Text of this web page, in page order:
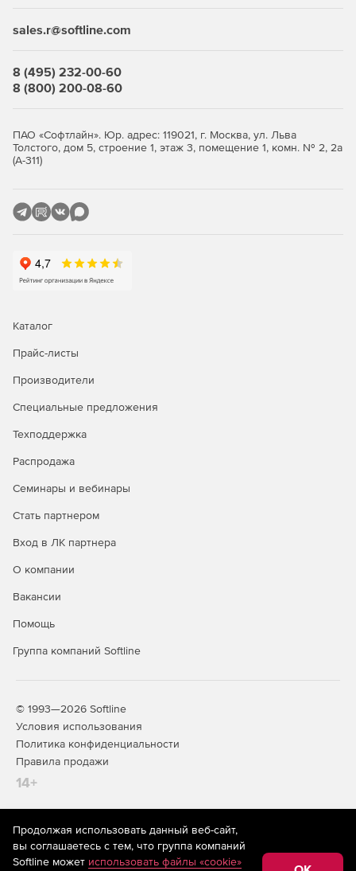
sales.r@softline.com
8 (495) 232-00-60
8 (800) 200-08-60
ПАО «Софтлайн». Юр. адрес: 119021, г. Москва, ул. Льва
Толстого, дом 5, строение 1, этаж 3, помещение 1, комн. № 2, 2а
(А-311)
Каталог
Прайс-листы
Производители
Специальные предложения
Техподдержка
Распродажа
Семинары и вебинары
Стать партнером
Вход в ЛК партнера
О компании
Вакансии
Помощь
Группа компаний Softline
© 1993—2026 Softline
Условия использования
Политика конфиденциальности
Правила продажи
14+
На информационном ресурсе store.softline.ru применяются
рекомендательные технологии(информационные технологии
предоставления информации на основе сбора,
Продолжая использовать данный веб-сайт,
вы соглашаетесь с тем, что группа компаний
Softline может использовать файлы «cookie»